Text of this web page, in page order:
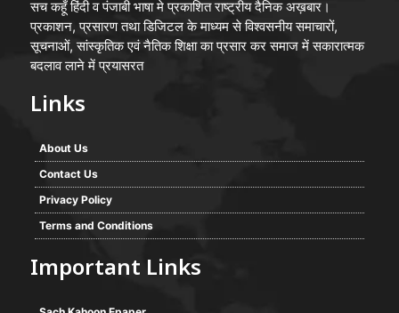
सच कहूँ हिंदी व पंजाबी भाषा मे प्रकाशित राष्ट्रीय दैनिक अख़बार।
प्रकाशन, प्रसारण तथा डिजिटल के माध्यम से विश्वसनीय समाचारों,
सूचनाओं, सांस्कृतिक एवं नैतिक शिक्षा का प्रसार कर समाज में सकारात्मक
बदलाव लाने में प्रयासरत
Links
About Us
Contact Us
Privacy Policy
Terms and Conditions
Important Links